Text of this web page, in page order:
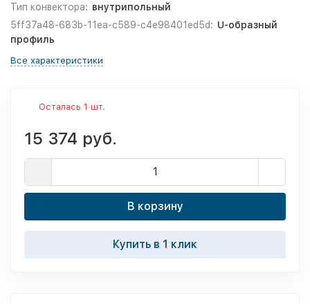
Тип конвектора: внутрипольный
5ff37a48-683b-11ea-c589-c4e98401ed5d: U-образный
профиль
Все характеристики
Осталась 1 шт.
15 374 руб.
В корзину
Купить в 1 клик